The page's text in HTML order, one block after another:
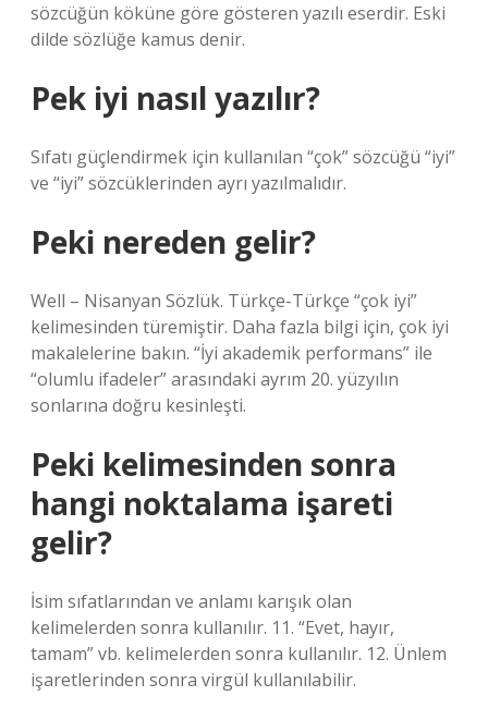
sözcüğün köküne göre gösteren yazılı eserdir. Eski
dilde sözlüğe kamus denir.
Pek iyi nasıl yazılır?
Sıfatı güçlendirmek için kullanılan “çok” sözcüğü “iyi”
ve “iyi” sözcüklerinden ayrı yazılmalıdır.
Peki nereden gelir?
Well – Nisanyan Sözlük. Türkçe-Türkçe “çok iyi”
kelimesinden türemiştir. Daha fazla bilgi için, çok iyi
makalelerine bakın. “İyi akademik performans” ile
“olumlu ifadeler” arasındaki ayrım 20. yüzyılın
sonlarına doğru kesinleşti.
Peki kelimesinden sonra
hangi noktalama işareti
gelir?
İsim sıfatlarından ve anlamı karışık olan
kelimelerden sonra kullanılır. 11. “Evet, hayır,
tamam” vb. kelimelerden sonra kullanılır. 12. Ünlem
işaretlerinden sonra virgül kullanılabilir.